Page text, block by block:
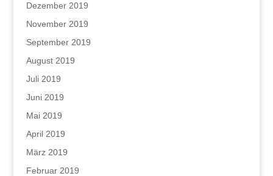
Dezember 2019
November 2019
September 2019
August 2019
Juli 2019
Juni 2019
Mai 2019
April 2019
März 2019
Februar 2019